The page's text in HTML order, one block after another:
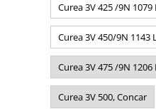
Curea 3V 425 /9N 1079
Curea 3V 450/9N 1143
Curea 3V 475 /9N 1206
Curea 3V 500, Concar